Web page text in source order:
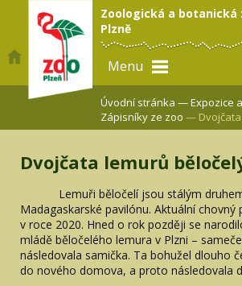
Zoologická a botanická
Plzně
Menu
Úvodní stránka —Expozice
Zápisníky ze zoo — Dvojčata
Dvojčata lemurů
Lemuři běločelí jsou stálým druhem
Madagaskarské pavilónu. Aktuální chovný
v roce 2020. Hned o rok později se
mládě běločelého lemura v Plzni –
následovala samička. Ta bohužel dlouho
do nového domova, a proto následovala